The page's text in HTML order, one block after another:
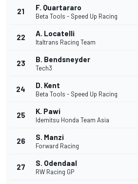
21 F. Quartararo
Beta Tools - Speed Up Racing
22 A. Locatelli
Italtrans Racing Team
23 B. Bendsneyder
Tech3
24 D. Kent
Beta Tools - Speed Up Racing
25 K. Pawi
Idemitsu Honda Team Asia
26 S. Manzi
Forward Racing
27 S. Odendaal
RW Racing GP